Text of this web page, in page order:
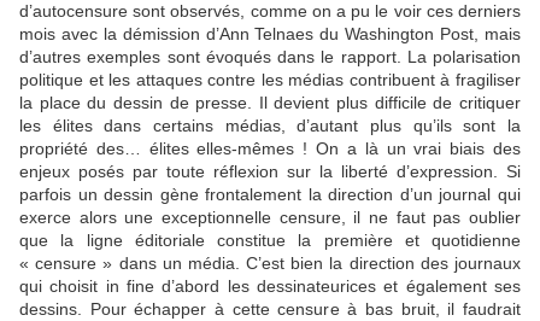
d’autocensure sont observés, comme on a pu le voir ces derniers
mois avec la démission d’Ann Telnaes du Washington Post, mais
d’autres exemples sont évoqués dans le rapport. La polarisation
politique et les attaques contre les médias contribuent à fragiliser
la place du dessin de presse. Il devient plus difficile de critiquer
les élites dans certains médias, d’autant plus qu’ils sont la
propriété des… élites elles-mêmes ! On a là un vrai biais des
enjeux posés par toute réflexion sur la liberté d’expression. Si
parfois un dessin gène frontalement la direction d’un journal qui
exerce alors une exceptionnelle censure, il ne faut pas oublier
que la ligne éditoriale constitue la première et quotidienne
« censure » dans un média. C’est bien la direction des journaux
qui choisit in fine d’abord les dessinateurices et également ses
dessins. Pour échapper à cette censure à bas bruit, il faudrait